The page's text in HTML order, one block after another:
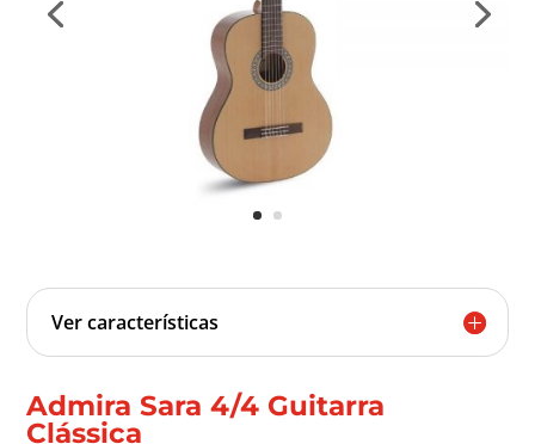
Ver características
Admira Sara 4/4 Guitarra
Clássica